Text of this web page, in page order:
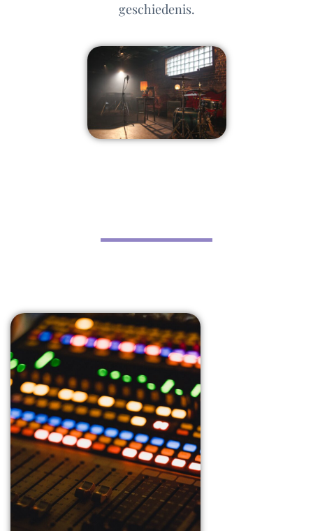
geschiedenis.